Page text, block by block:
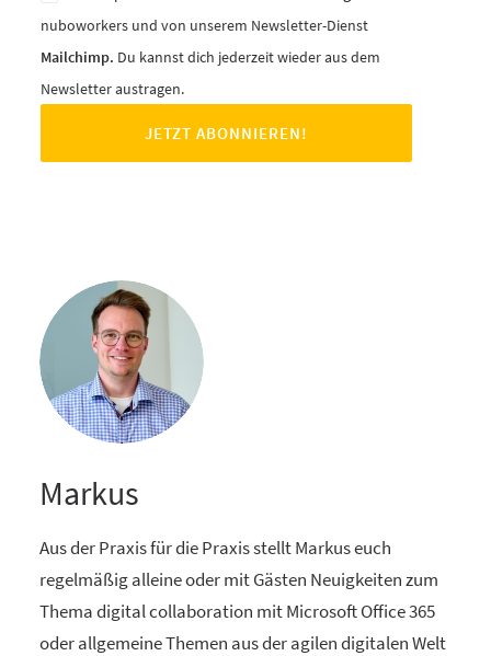
nuboworkers und von unserem Newsletter-Dienst
Mailchimp. Du kannst dich jederzeit wieder aus dem
Newsletter austragen.
Markus
Aus der Praxis für die Praxis stellt Markus euch
regelmäßig alleine oder mit Gästen Neuigkeiten zum
Thema digital collaboration mit Microsoft Office 365
oder allgemeine Themen aus der agilen digitalen Welt